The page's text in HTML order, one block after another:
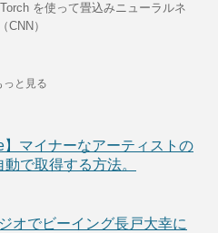
を使って畳込みニューラルネ
CNN）
と見る
】マイナーなアーティストの
で取得する方法。
オでビーイング長戸大幸に